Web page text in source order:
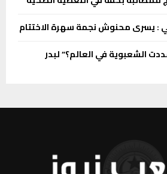
: يسرى محنوش نجمة سهرة الاختتام
الشعبوية في العالم؟” لبدر